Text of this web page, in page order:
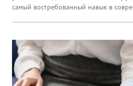
самый востребованный навык в